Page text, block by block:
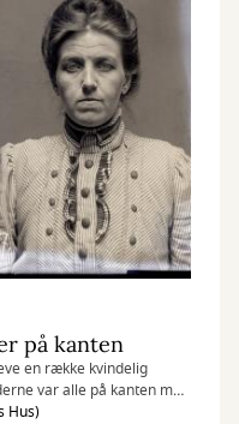
på kanten
en række kvindelig
var alle på kanten med
Hus)